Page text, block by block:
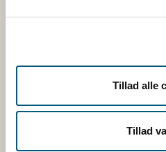
Tillad alle
Tillad
Fugl
Kvæg